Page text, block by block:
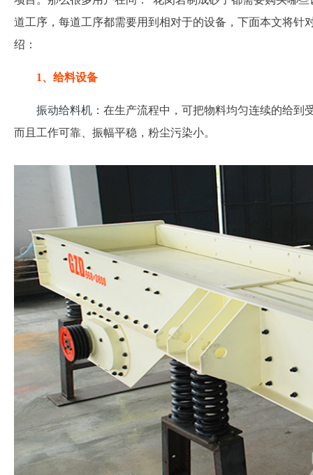
道工序，每道工序都需要用到相对于的设备，下面本文将针
绍：
1、给料设备
振动给料机 ：在生产流程中，可把物料均匀连续的给
而且工作可靠、振幅平稳，粉尘污染小。